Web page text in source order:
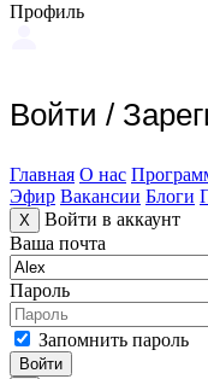
Профиль
Войти /
Главная О нас
Эфир Вакансии Блоги
X
Войти в аккаунт
Ваша почта
Пароль
Запомнить пароль
Войти